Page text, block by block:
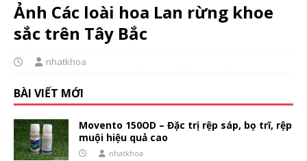
Ảnh Các loài hoa Lan rừng khoe
sắc trên Tây Bắc
nhatkhoa
BÀI VIẾT MỚI
Movento 150OD – Đặc trị rệp sáp, bọ trĩ, rệp
muội hiệu quả cao
nhatkhoa